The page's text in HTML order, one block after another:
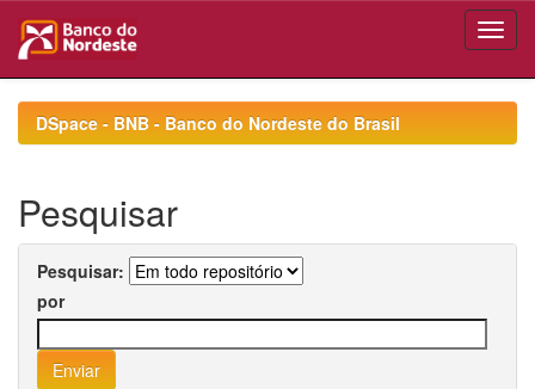
navigationDSpace - BNB - Banco do Nordeste do Brasil
Pesquisar
Pesquisar:
por